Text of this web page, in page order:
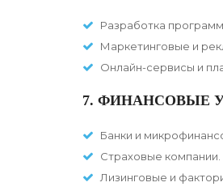
Разработка
Маркетинговые и
Онлайн-сервисы и
7. ФИНАНСОВЫЕ
Банки и
Страховые компании.
Лизинговые и